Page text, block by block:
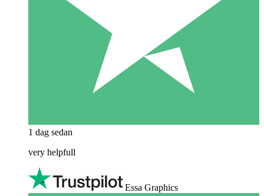
1 dag sedan
very helpfull
Essa Graphics